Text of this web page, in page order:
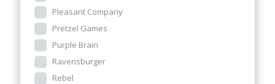
Pleasant Company
Pretzel Games
Purple Brain
Ravensburger
Rebel